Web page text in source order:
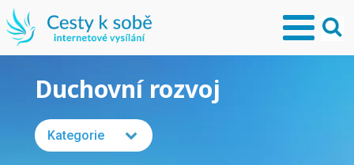
Duchovní rozvoj
Kategorie